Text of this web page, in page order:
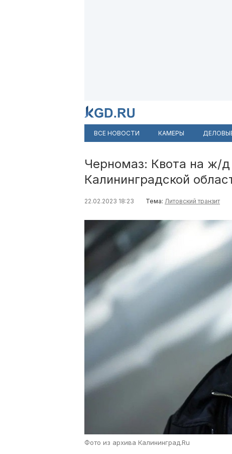
ВСЕ НОВОСТИ КАМЕРЫ
Черномаз: Квота на ж/д
Калининградской
22.02.2023 18:23 Тема: Литовский транзит
Фото из архива Калининград.Ru